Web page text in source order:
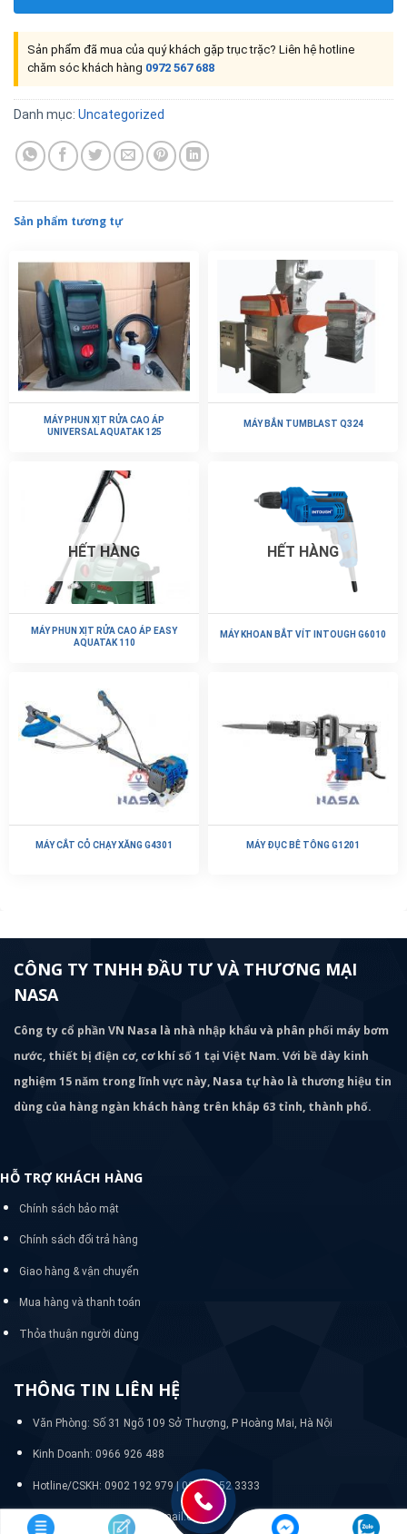
Sản phẩm đã mua của quý khách gặp trục trặc? Liên hệ hotline
chăm sóc khách hàng 0972 567 688
Danh mục: Uncategorized
Sản phẩm tương tự
MÁY PHUN XỊT RỬA CAO ÁP
UNIVERSAL AQUATAK 125
MÁY BẮN TUMBLAST Q324
HẾT HÀNG
MÁY PHUN XỊT RỬA CAO ÁP EASY
AQUATAK 110
HẾT HÀNG
MÁY KHOAN BẮT VÍT INTOUGH G6010
MÁY CẮT CỎ CHẠY XĂNG G4301 MÁY ĐỤC BÊ TÔNG G1201
CÔNG TY TNHH ĐẦU TƯ VÀ THƯƠNG MẠI
NASA
Công ty cổ phần VN Nasa là nhà nhập khẩu và phân phối máy bơm
nước, thiết bị điện cơ, cơ khí số 1 tại Việt Nam. Với bề dày kinh
nghiệm 15 năm trong lĩnh vực này, Nasa tự hào là thương hiệu tin
dùng của hàng ngàn khách hàng trên khắp 63 tỉnh, thành phố.
HỖ TRỢ KHÁCH HÀNG
Chính sách bảo mật
Chính sách đổi trả hàng
Giao hàng & vận chuyển
Mua hàng và thanh toán
Thỏa thuận người dùng
THÔNG TIN LIÊN HỆ
Văn Phòng: Số 31 Ngõ 109 Sở Thượng, P Hoàng Mai, Hà Nội
Kinh Doanh: 0966 926 488
Hotline/CSKH: 0902 192 979 | 024 33 52 3333
Email: quanlywebnasa@gmail.com